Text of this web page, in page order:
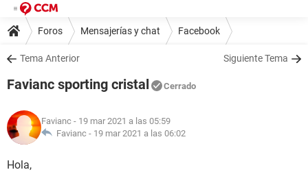
Foros Mensajerías y chat Facebook
Tema Anterior Siguiente Tema
Favianc sporting cristal Cerrado
Favianc - 19 mar 2021 a las 05:59
Favianc - 19 mar 2021 a las 06:02
Hola,